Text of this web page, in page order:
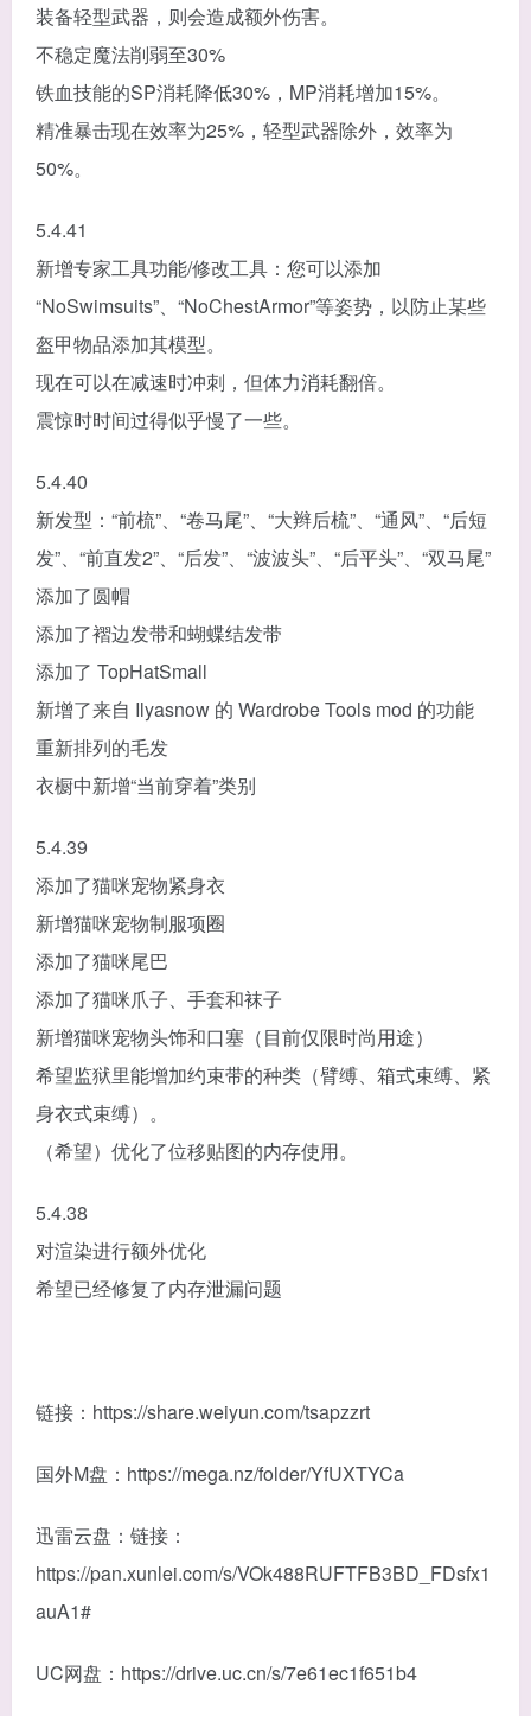
装备轻型武器，则会造成额外伤害。
不稳定魔法削弱至30%
铁血技能的SP消耗降低30%，MP消耗增加15%。
精准暴击现在效率为25%，轻型武器除外，效率为
50%。
5.4.41
新增专家工具功能/修改工具：您可以添加
“NoSwimsuits”、“NoChestArmor”等姿势，以防止某些
盔甲物品添加其模型。
现在可以在减速时冲刺，但体力消耗翻倍。
震惊时时间过得似乎慢了一些。
5.4.40
新发型：“前梳”、“卷马尾”、“大辫后梳”、“通风”、“后短
发”、“前直发2”、“后发”、“波波头”、“后平头”、“双马尾”
添加了圆帽
添加了褶边发带和蝴蝶结发带
添加了 TopHatSmall
新增了来自 Ilyasnow 的 Wardrobe Tools mod 的功能
重新排列的毛发
衣橱中新增“当前穿着”类别
5.4.39
添加了猫咪宠物紧身衣
新增猫咪宠物制服项圈
添加了猫咪尾巴
添加了猫咪爪子、手套和袜子
新增猫咪宠物头饰和口塞（目前仅限时尚用途）
希望监狱里能增加约束带的种类（臂缚、箱式束缚、紧
身衣式束缚）。
（希望）优化了位移贴图的内存使用。
5.4.38
对渲染进行额外优化
希望已经修复了内存泄漏问题
链接：https://share.weiyun.com/tsapzzrt
国外M盘：https://mega.nz/folder/YfUXTYCa
迅雷云盘：链接：
https://pan.xunlei.com/s/VOk488RUFTFB3BD_FDsfx1
auA1#
UC网盘：https://drive.uc.cn/s/7e61ec1f651b4